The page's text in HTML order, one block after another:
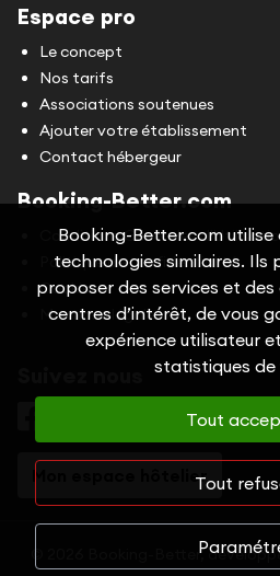
Espace pro
Le concept
Nos tarifs
Associations soutenues
Ajouter votre établissement
Contact hébergeur
Booking-Better.com
Conditions Générales
Politique de confidentialité
Cookies
Mentions légales
Mon espace hôtelier
© 2026 Booking-Better,
Booking-Better.com utilise
technologies similaires. Ils
proposer des services et
centres d’intérêt, de vous
expérience utilisateur
statistiques de
Tout
Tout